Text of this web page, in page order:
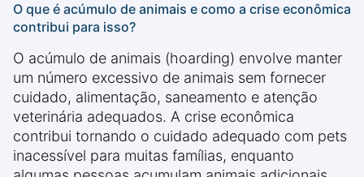
O que é acúmulo de animais e como a crise econômica
contribui para isso?
O acúmulo de animais (hoarding) envolve manter
um número excessivo de animais sem fornecer
cuidado, alimentação, saneamento e atenção
veterinária adequados. A crise econômica
contribui tornando o cuidado adequado com pets
inacessível para muitas famílias, enquanto